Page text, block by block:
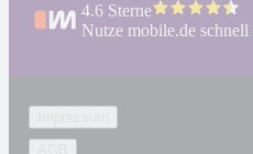
4.6 Sterne
Nutze mobile.de